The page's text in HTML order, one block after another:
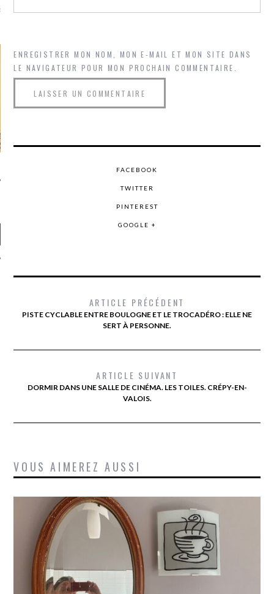
je ne parle presque que
ENREGISTRER MON NOM, MON E-MAIL ET MON SITE DANS
LE NAVIGATEUR POUR MON PROCHAIN COMMENTAIRE.
FACEBOOK
TWITTER
PINTEREST
GOOGLE +
ARTICLE PRÉCÉDENT
PISTE CYCLABLE ENTRE BOULOGNE ET LE TROCADÉRO : ELLE NE
SERT À PERSONNE.
ARTICLE SUIVANT
DORMIR DANS UNE SALLE DE CINÉMA. LES TOILES. CRÉPY-EN-
VALOIS.
VOUS AIMEREZ AUSSI